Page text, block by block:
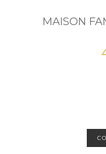
MAISON